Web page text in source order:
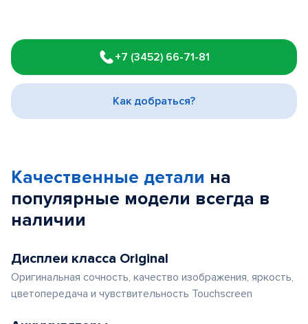
1
of
3
+7 (3452) 66-71-81
Как добраться?
Качественные детали на
популярные модели всегда в
наличии
Дисплеи класса Original
Оригинальная сочность, качество изображения, яркость,
цветопередача и чувствительность Touchscreen